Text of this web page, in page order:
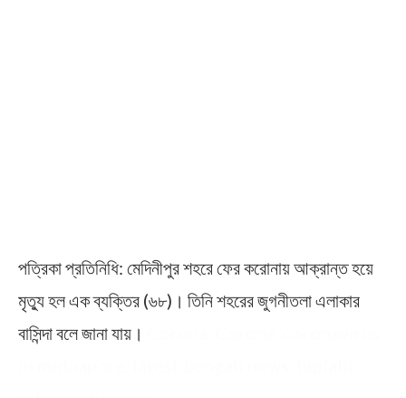
পত্রিকা প্রতিনিধি: মেদিনীপুর শহরে ফের করোনায় আক্রান্ত হয়ে
মৃত্যু হল এক ব্যক্তির (৬৮)। তিনি শহরের জুগনীতলা এলাকার
বাসিন্দ‍া বলে জানা যায়।